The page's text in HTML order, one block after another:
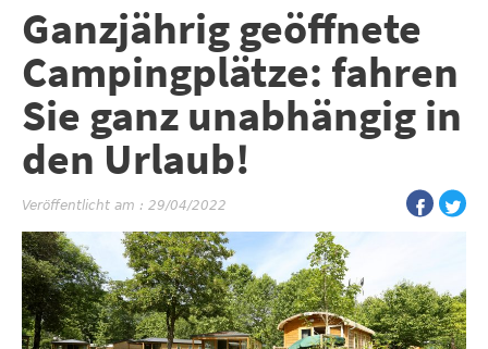
Ganzjährig geöffnete
Campingplätze: fahren
Sie ganz unabhängig in
den Urlaub!
Veröffentlicht am : 29/04/2022